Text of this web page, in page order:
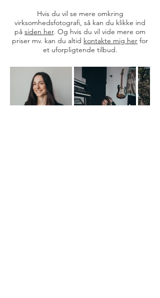
Hvis du vil se mere omkring
virksomhedsfotografi, så kan du klikke ind
på siden her. Og hvis du vil vide mere om
priser mv. kan du altid kontakte mig her for
et uforpligtende tilbud.